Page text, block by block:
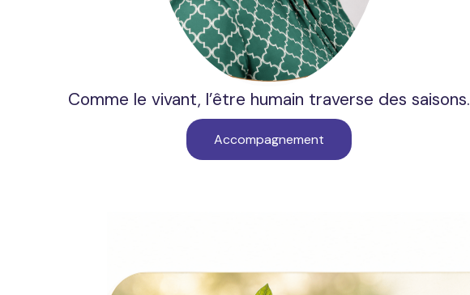
Comme le vivant, l’être humain traverse des saisons.
Accompagnement